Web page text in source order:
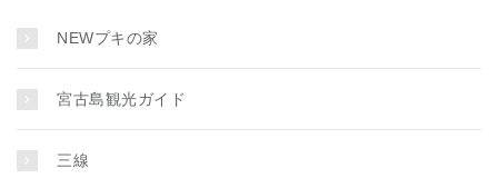
NEWプキの家
宮古島観光ガイド
三線